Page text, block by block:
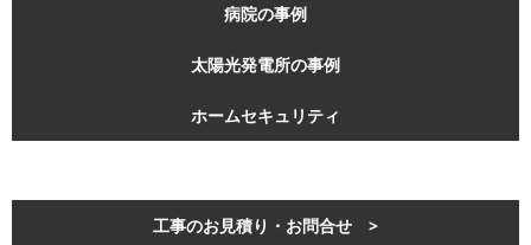
病院の事例
太陽光発電所の事例
ホームセキュリティ
工事のお見積り・お問合せ >